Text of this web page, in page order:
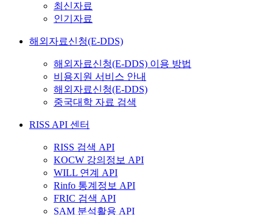
최신자료
인기자료
해외자료신청(E-DDS)
해외자료신청(E-DDS) 이용 방법
비용지원 서비스 안내
해외자료신청(E-DDS)
중국대학 자료 검색
RISS API 센터
RISS 검색 API
KOCW 강의정보 API
WILL 연계 API
Rinfo 통계정보 API
FRIC 검색 API
SAM 분석활용 API